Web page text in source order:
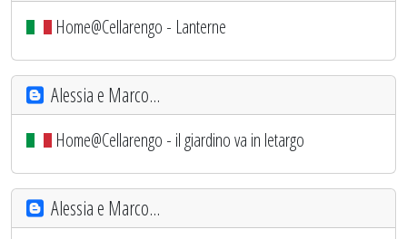
Home@Cellarengo - Lanterne
Alessia e Marco...
Home@Cellarengo - il giardino va in letargo
Alessia e Marco...